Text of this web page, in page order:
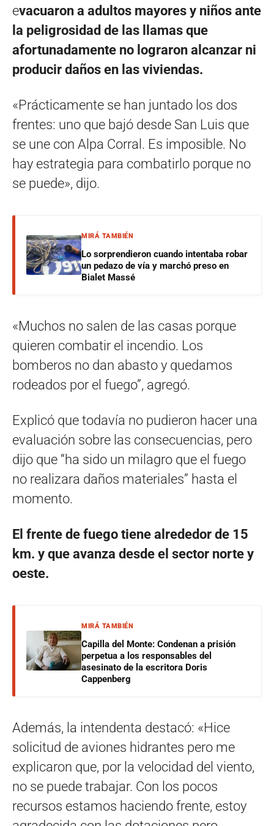
evacuaron a adultos mayores y niños ante
la peligrosidad de las llamas que
afortunadamente no lograron alcanzar ni
producir daños en las viviendas.
«Prácticamente se han juntado los dos
frentes: uno que bajó desde San Luis que
se une con Alpa Corral. Es imposible. No
hay estrategia para combatirlo porque no
se puede», dijo.
MIRÁ TAMBIÉN
Lo sorprendieron cuando intentaba robar
un pedazo de vía y marchó preso en
Bialet Massé
«Muchos no salen de las casas porque
quieren combatir el incendio. Los
bomberos no dan abasto y quedamos
rodeados por el fuego”, agregó.
Explicó que todavía no pudieron hacer una
evaluación sobre las consecuencias, pero
dijo que “ha sido un milagro que el fuego
no realizara daños materiales” hasta el
momento.
El frente de fuego tiene alrededor de 15
km. y que avanza desde el sector norte y
oeste.
MIRÁ TAMBIÉN
Capilla del Monte: Condenan a prisión
perpetua a los responsables del
asesinato de la escritora Doris
Cappenberg
Además, la intendenta destacó: «Hice
solicitud de aviones hidrantes pero me
explicaron que, por la velocidad del viento,
no se puede trabajar. Con los pocos
recursos estamos haciendo frente, estoy